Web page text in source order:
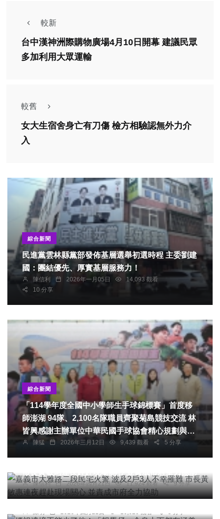
較新
台中漢神洲際購物廣場4月10日開幕 建議民眾
多加利用大眾運輸
較舊
女大生宿舍身亡有刀傷 檢方相驗認無外力介
入
綜合新聞
民進黨雲林縣黨部發佈基層選舉初選時程 主委劉建
國：團結優先、厚實基層服務力！
陳信利 2026年一月05日
14,093 觀看
10 分享
綜合新聞
「114學年度全國中小學師生手球錦標賽」首度移
師澎湖 94隊、2,100名隊職員齊聚菊島競技交流 林
皆興感謝主辦單位中華民國手球協會精心規劃與協
助，將全國賽事帶到澎湖舉辦，讓更多人看見澎湖
良好的運動環境與場館設施。他也鼓勵遠道而來的
色美食，感受這座「全球最好客城市」的自然風光
與人情溫度。
陳猛 2026年三月12日 9,439 觀看 5 分享
社會 綜合新聞
嘉義市大雅路二段民宅火警 波及2戶3人不幸罹難
陳信利 2026年四月21日 11,924 觀看 9 分享
媽祖遶境不能少了他！「報馬仔」全身上下都有涵
義
陳明 2026年四月21日 10,620 觀看 5 分享
社會 綜合新聞 健康 旅遊 文教
「彰化縣抗高溫調適對策演練」。（照片縣府提